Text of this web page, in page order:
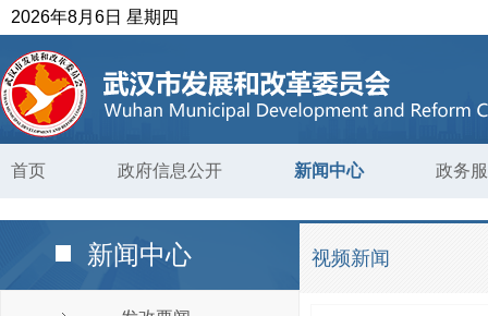
2026年8月6日 星期四
首页 政府信息公开 新闻中心 政务
新闻中心 视频新闻